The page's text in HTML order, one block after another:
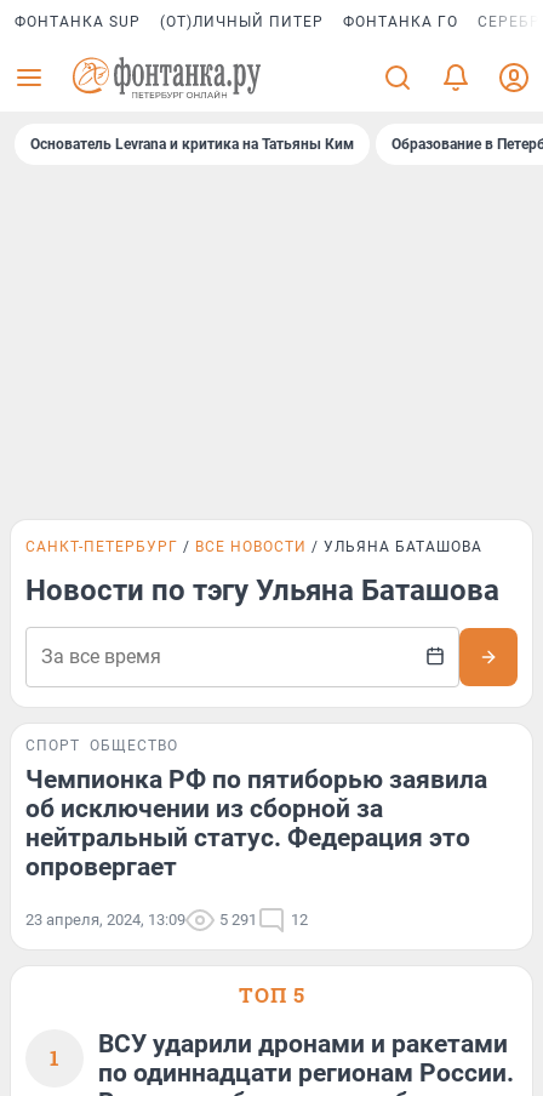
ФОНТАНКА SUP (ОТ)ЛИЧНЫЙ ПИТЕР ФОНТАНКА ГО
Основатель Levrana и критика на Татьяны Ким Образование в
САНКТ-ПЕТЕРБУРГ ВСЕ НОВОСТИ УЛЬЯНА БАТАШОВА
Новости по тэгу Ульяна Баташова
СПОРТ ОБЩЕСТВО
Чемпионка РФ по пятиборью заявила
об исключении из сборной за
нейтральный статус. Федерация это
опровергает
23 апреля, 2024, 13:09 5 291 12
ТОП 5
1
ВСУ ударили дронами и ракетами
по одиннадцати регионам России.